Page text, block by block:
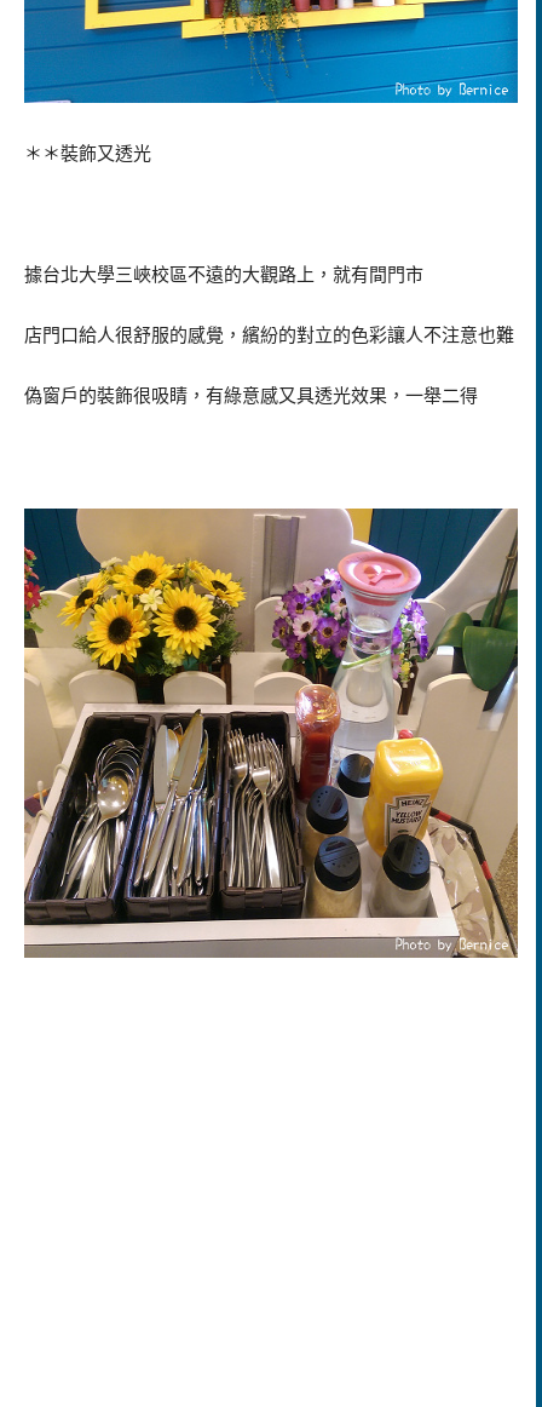
＊＊裝飾又透光
據台北大學三峽校區不遠的大觀路上，就有間門市
店門口給人很舒服的感覺，繽紛的對立的色彩讓人不注意也難
偽窗戶的裝飾很吸睛，有綠意感又具透光效果，一舉二得